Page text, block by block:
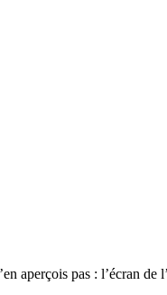
aperçois pas : l’écran de